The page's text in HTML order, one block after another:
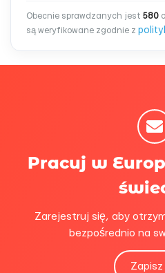
Obecnie sprawdzanych jest 580
są weryfikowane zgodnie z
Pracuj w
Zarejestruj się, aby
bezpośrednio na
Zapisz